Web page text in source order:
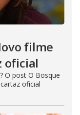
filme
oficial
O post O Bosque
oficial